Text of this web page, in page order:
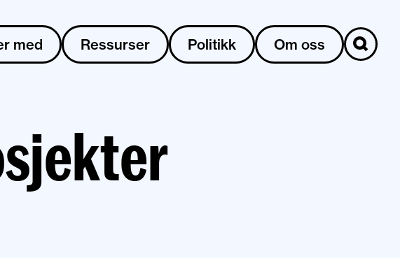
med Ressurser Politikk Om oss